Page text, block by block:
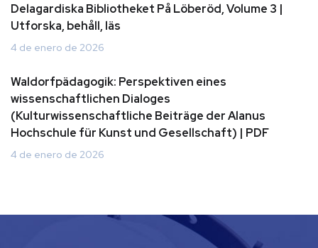
Delagardiska Bibliotheket På Löberöd, Volume 3 |
Utforska, behåll, läs
4 de enero de 2026
Waldorfpädagogik: Perspektiven eines
wissenschaftlichen Dialoges
(Kulturwissenschaftliche Beiträge der Alanus
Hochschule für Kunst und Gesellschaft) | PDF
4 de enero de 2026